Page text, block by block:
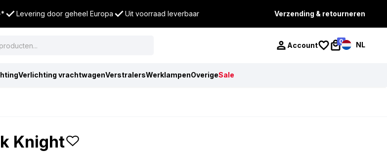
* Levering door geheel Europa Uit voorraad leverbaar Verzending & retourneren
Account 0 NL
Verlichting vrachtwagenVerstralersWerklampenOverigeSale
Knight